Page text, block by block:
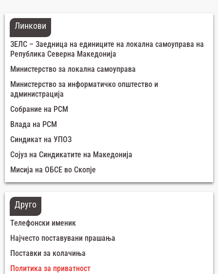
Линкови
ЗЕЛС – Заедница на единиците на локална самоуправа на
Република Северна Македонија
Министерство за локална самоуправа
Министерство за информатичко општество и
администрација
Собрание на РСМ
Влада на РСМ
Синдикат на УПОЗ
Сојуз на Синдикатите на Македонија
Мисија на ОБСЕ во Скопје
Друго
Телефонски именик
Најчесто поставувани прашања
Поставки за колачиња
Политика за приватност